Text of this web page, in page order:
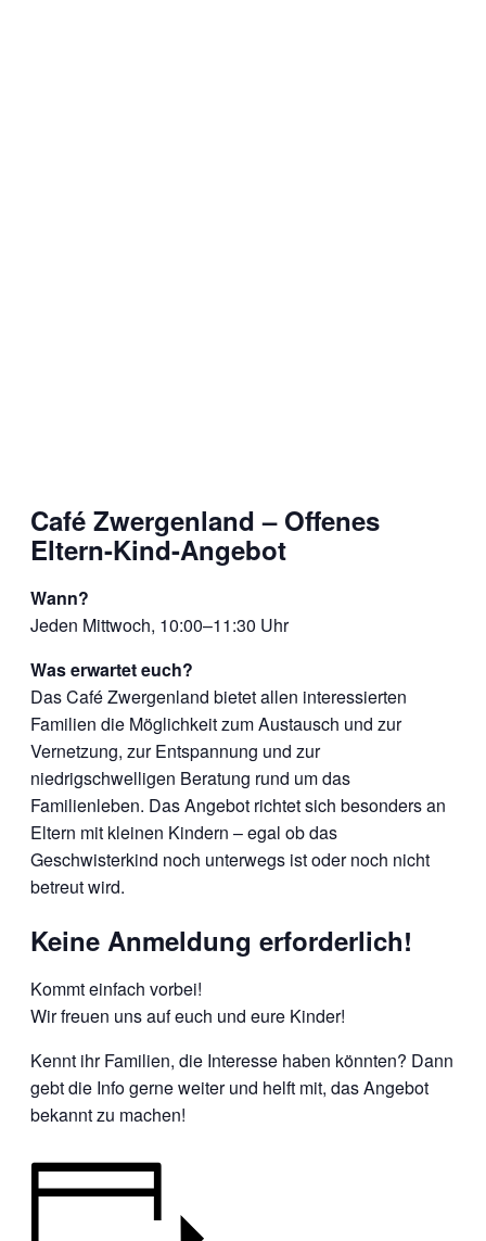
Café Zwergenland – Offenes
Eltern-Kind-Angebot
Wann?
Jeden Mittwoch, 10:00–11:30 Uhr
Was erwartet euch?
Das Café Zwergenland bietet allen interessierten
Familien die Möglichkeit zum Austausch und zur
Vernetzung, zur Entspannung und zur
niedrigschwelligen Beratung rund um das
Familienleben. Das Angebot richtet sich besonders an
Eltern mit kleinen Kindern – egal ob das
Geschwisterkind noch unterwegs ist oder noch nicht
betreut wird.
Keine Anmeldung erforderlich!
Kommt einfach vorbei!
Wir freuen uns auf euch und eure Kinder!
Kennt ihr Familien, die Interesse haben könnten? Dann
gebt die Info gerne weiter und helft mit, das Angebot
bekannt zu machen!